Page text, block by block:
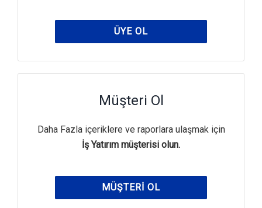
ÜYE OL
Müşteri Ol
Daha Fazla içeriklere ve raporlara ulaşmak için
İş Yatırım müşterisi olun.
MÜŞTERI OL